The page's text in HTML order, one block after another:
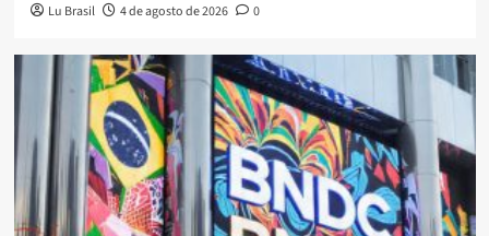
Lu Brasil 4 de agosto de 2026 0